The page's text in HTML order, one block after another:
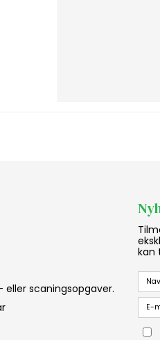
eller scaningsopgaver.
kan